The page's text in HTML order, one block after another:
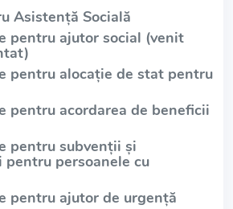
Asistență Socială
pentru ajutor social (venit
pentru alocație de stat pentru
pentru acordarea de beneficii
pentru subvenții și
persoanele cu
pentru ajutor de urgență